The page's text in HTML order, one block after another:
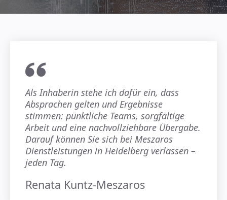
Als Inhaberin stehe ich dafür ein, dass
Absprachen gelten und Ergebnisse
stimmen: pünktliche Teams, sorgfältige
Arbeit und eine nachvollziehbare Übergabe.
Darauf können Sie sich bei Meszaros
Dienstleistungen in Heidelberg verlassen –
jeden Tag.
Renata Kuntz-Meszaros